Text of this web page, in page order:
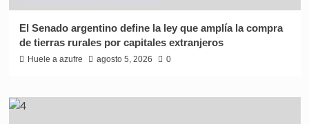
El Senado argentino define la ley que amplía la compra
de tierras rurales por capitales extranjeros
Huele a azufre agosto 5, 2026 0